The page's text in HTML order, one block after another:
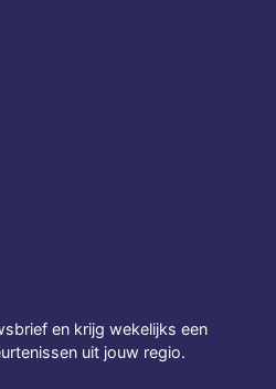
en krijg wekelijks een
uit jouw regio.